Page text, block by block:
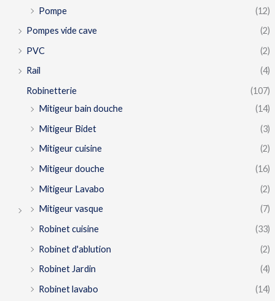
Pompe
(12)
Pompes vide cave
(2)
PVC
(2)
Rail
(4)
Robinetterie
(107)
Mitigeur bain douche
(14)
Mitigeur Bidet
(3)
Mitigeur cuisine
(2)
Mitigeur douche
(16)
Mitigeur Lavabo
(2)
Mitigeur vasque
(7)
Robinet cuisine
(33)
Robinet d'ablution
(2)
Robinet Jardin
(4)
Robinet lavabo
(14)